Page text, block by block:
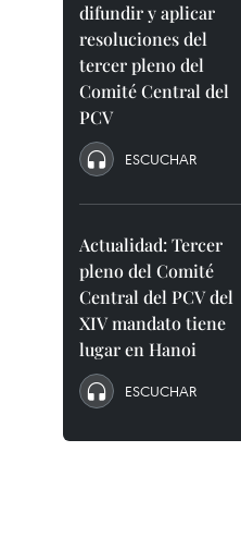
difundir y aplicar
resoluciones del
tercer pleno del
Comité Central del
PCV
ESCUCHAR
Actualidad: Tercer
pleno del Comité
Central del PCV del
XIV mandato tiene
lugar en Hanoi
ESCUCHAR